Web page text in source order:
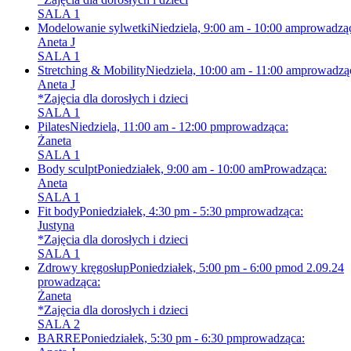
SALA 1
Modelowanie sylwetkiNiedziela, 9:00 am - 10:00 am
Aneta J
SALA 1
Stretching & MobilityNiedziela, 10:00 am - 11:00 am
Aneta J
*Zajęcia dla dorosłych i dzieci
SALA 1
PilatesNiedziela, 11:00 am - 12:00 pmprowadząca:
Żaneta
SALA 1
Body sculptPoniedziałek, 9:00 am - 10:00 amProwadząca:
Aneta
SALA 1
Fit bodyPoniedziałek, 4:30 pm - 5:30 pmprowadząca:
Justyna
*Zajęcia dla dorosłych i dzieci
SALA 1
Zdrowy kręgosłupPoniedziałek, 5:00 pm - 6:00 pmod 2.09.24
prowadząca:
Żaneta
*Zajęcia dla dorosłych i dzieci
SALA 2
BARREPoniedziałek, 5:30 pm - 6:30 pmprowadząca: